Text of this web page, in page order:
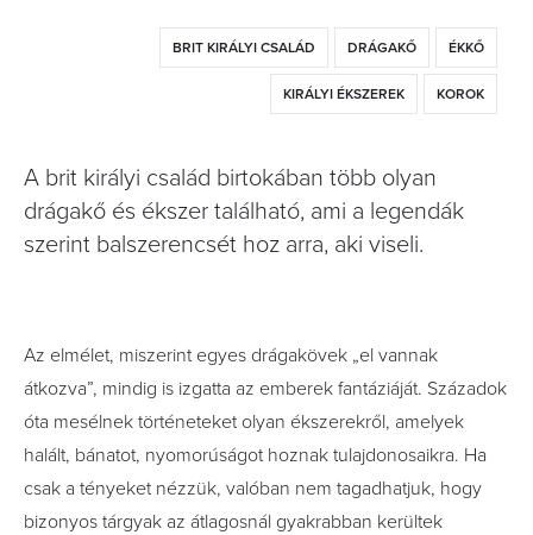
BRIT KIRÁLYI CSALÁD DRÁGAKŐ ÉKKŐ
KIRÁLYI ÉKSZEREK KOROK
A brit királyi család birtokában több olyan
drágakő és ékszer található, ami a legendák
szerint balszerencsét hoz arra, aki viseli.
Az elmélet, miszerint egyes drágakövek „el vannak
átkozva”, mindig is izgatta az emberek fantáziáját. Századok
óta mesélnek történeteket olyan ékszerekről, amelyek
halált, bánatot, nyomorúságot hoznak tulajdonosaikra. Ha
csak a tényeket nézzük, valóban nem tagadhatjuk, hogy
bizonyos tárgyak az átlagosnál gyakrabban kerültek